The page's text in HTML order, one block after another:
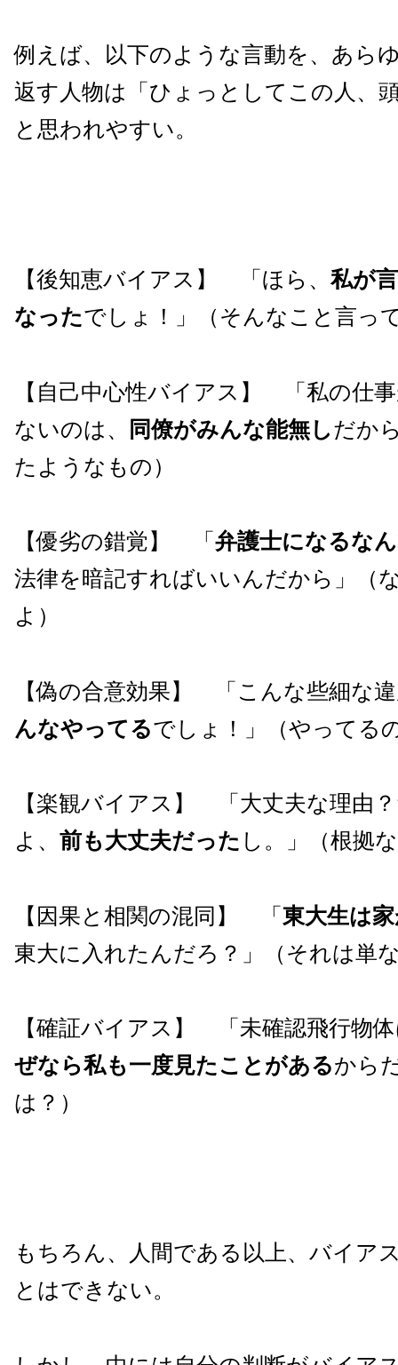
例えば、以下のような言動を、あら
返す人物は「ひょっとしてこの人、
と思われやすい。
【後知恵バイアス】 「ほら、私が
なったでしょ！」（そんなこと言っ
【自己中心性バイアス】 「私の仕
ないのは、
同僚がみんな能無しだか
たようなもの）
【優劣の錯覚】 「 弁護士になるな
法律を暗記すればいいんだから」（
よ）
【偽の合意効果】 「こんな些細な
んなやってるでしょ！」（やってる
【楽観バイアス】 「大丈夫な理由
よ、 前も大丈夫だった し。」（根拠
【因果と相関の混同】 「東大生は
東大に入れたんだろ？」（それは単
【確証バイアス】 「未確認飛行物
ぜなら私も一度見たことがあるから
は？）
もちろん、人間である以上、バイア
とはできない。